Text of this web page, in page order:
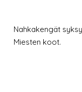
Nahkakengät
Miesten koot.